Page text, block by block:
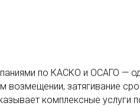
по КАСКО и ОСАГО —
возмещении, затягивание
комплексные услуги